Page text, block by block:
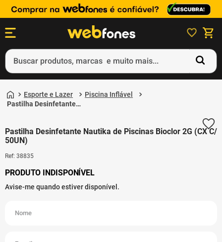
Buscar produtos, marcas e muito mais...
Esporte e Lazer
Piscina Inflável
Pastilha Desinfetante
50UN)
Pastilha Desinfetante Nautika de Piscinas Bioclor 2G (CX C/
50UN)
Ref: 38835
1º
ps5
3º
4º
smartphone
5º notebook